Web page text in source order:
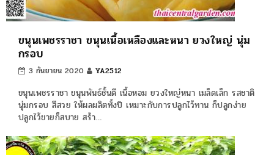
ขนุนเพชรราชา ขนุนเนื้อเหลืองและหนา ยวงใหญ่ นุ่ม
กรอบ
3 กันยายน 2020 YA2512
ขนุนเพชรราชา ขนุนพันธ์ชั้นดี เนื้อหอม ยวงใหญ่หนา เมล็ดเล็ก รสชาติ
นุ่มกรอบ สีสวย ให้ผลผลิตทั้งปี เหมาะกับการปลูกไว้ทาน ก็ปลูกง่าย
ปลูกไว้ขายก็สบาย สร้า…